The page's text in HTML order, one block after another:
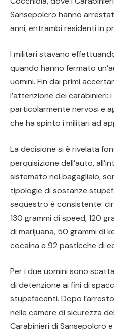
Sansepolcro hanno
anni, entrambi residenti in
I militari stavano
quando hanno fermato
uomini. Fin dai primi
l’attenzione dei carabinieri:
particolarmente nervosi e
che ha spinto i militari ad
La decisione si è rivelata
perquisizione dell’auto,
sistemato nel bagagliaio,
tipologie di sostanze
sequestro è consistente:
130 grammi di speed, 120
di marijuana, 50 grammi di
cocaina e 92 pasticche di
Per i due uomini sono
di detenzione ai fini di
stupefacenti. Dopo
nelle camere di sicurezza
Carabinieri di Sansepolcro